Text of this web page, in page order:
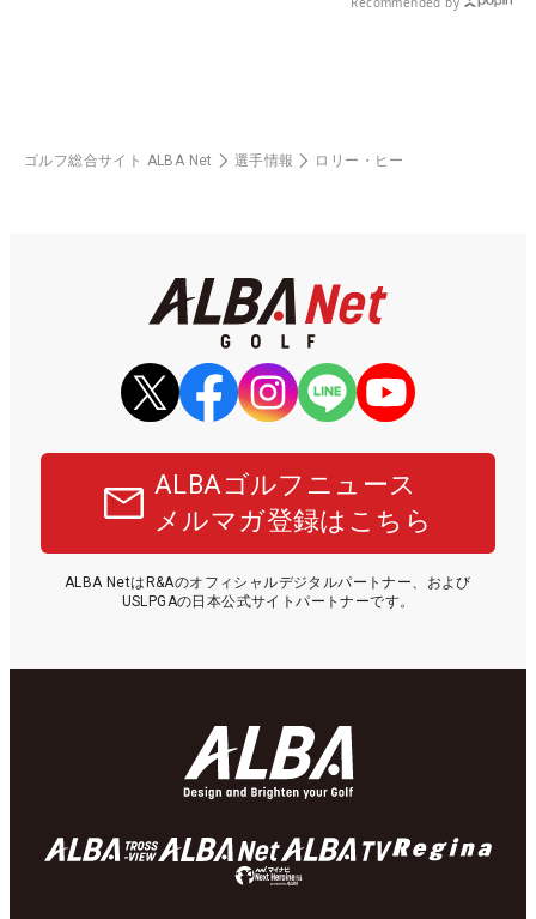
ゴルフ総合サイト ALBA Net 選手情報 ロリー・ヒー
ALBAゴルフニュース
メルマガ登録はこちら
ALBA NetはR&Aのオフィシャルデジタルパートナー、および
USLPGAの日本公式サイトパートナーです。